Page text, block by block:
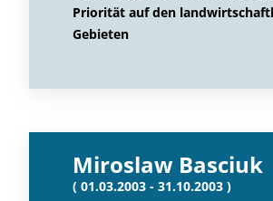
Priorität auf den
Gebieten
Miroslaw Basciuk
( 01.03.2003 - 31.10.2003 )